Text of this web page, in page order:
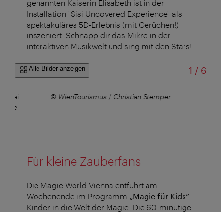
genannten Kaiserin Elisabeth ist in der
Installation "Sisi Uncovered Experience" als
spektakuläres 5D-Erlebnis (mit Gerüchen!)
inszeniert. Schnapp dir das Mikro in der
interaktiven Musikwelt und sing mit den Stars!
Alle Bilder anzeigen 1 /von
6
bei
© WienTourismus / Christian Stemper
Für kleine Zauberfans
Die Magic World Vienna entführt am
Wochenende im Programm
„Magie für Kids“
Kinder in die Welt der Magie. Die 60-minütige